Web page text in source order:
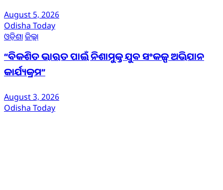
August 5, 2026
Odisha Today
ଓଡ଼ିଶାଜିଲ୍ଲା
“ବିକଶିତ ଭାରତ ପାଇଁ ନିଶାମୁକ୍ତ ଯୁବ ସଂକଳ୍ପ ଅଭିଯାନ
କାର୍ଯ୍ୟକ୍ରମ”
August 3, 2026
Odisha Today